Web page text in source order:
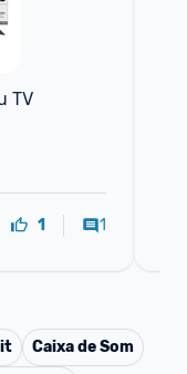
TV
1 1
Caixa de Som